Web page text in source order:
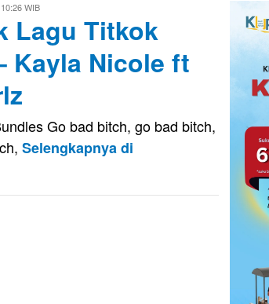
WIB
Lagu Titkok
Kayla Nicole ft
Go bad bitch, go bad bitch,
Selengkapnya di